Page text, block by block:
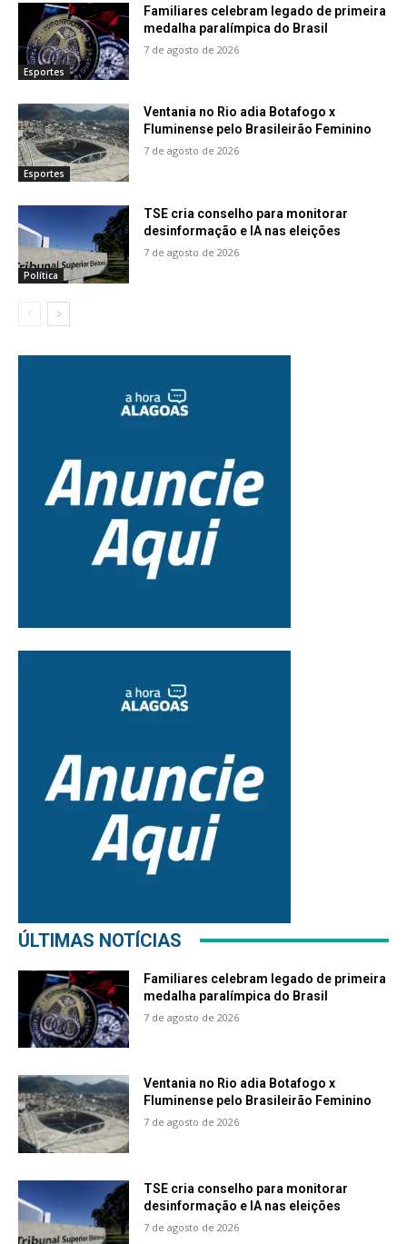
Esportes
Familiares celebram legado de primeira
medalha paralímpica do Brasil
7 de agosto de 2026
Esportes
Ventania no Rio adia Botafogo x
Fluminense pelo Brasileirão Feminino
7 de agosto de 2026
Política
TSE cria conselho para monitorar
desinformação e IA nas eleições
7 de agosto de 2026
ÚLTIMAS NOTÍCIAS
Familiares celebram legado de primeira
medalha paralímpica do Brasil
7 de agosto de 2026
Ventania no Rio adia Botafogo x
Fluminense pelo Brasileirão Feminino
7 de agosto de 2026
TSE cria conselho para monitorar
desinformação e IA nas eleições
7 de agosto de 2026